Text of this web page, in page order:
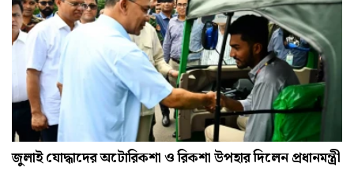
জুলাই যোদ্ধাদের অটোরিকশা ও রিকশা উপহার দিলেন প্রধানমন্ত্রী